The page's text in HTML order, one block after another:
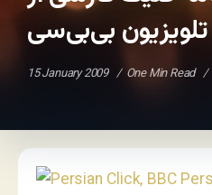
تلویزیون بی‌بی‌سی
15 January 2009 One Min Read